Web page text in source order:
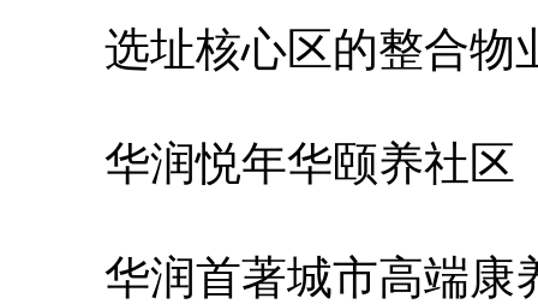
选址核心区的整合物
华润悦年华颐养社区
华润首著城市高端康